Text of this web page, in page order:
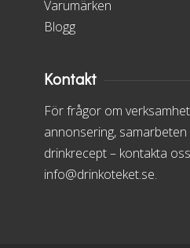
Varumärken
Blogg
Kontakt
För frågor om
annonsering,
drinkrecept – kontakta
info@drinkoteket.se.